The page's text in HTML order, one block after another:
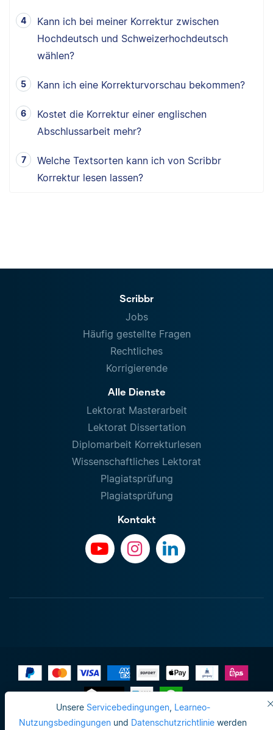
Unsere Servicebedingungen, Learneo-
Nutzungsbedingungen und Datenschutzrichtlinie werden
Kann ich bei meiner Korrektur zwischen
Hochdeutsch und Schweizerhochdeutsch
wählen?
Kann ich eine Korrekturvorschau bekommen?
Kostet die Korrektur einer englischen
Abschlussarbeit mehr?
Welche Textsorten kann ich von Scribbr
Korrektur lesen lassen?
Scribbr
Jobs
Häufig gestellte Fragen
Rechtliches
Korrigierende
Alle Dienste
Lektorat Masterarbeit
Lektorat Dissertation
Diplomarbeit Korrekturlesen
Wissenschaftliches Lektorat
Plagiatsprüfung
Plagiatsprüfung
Kontakt
Impressum